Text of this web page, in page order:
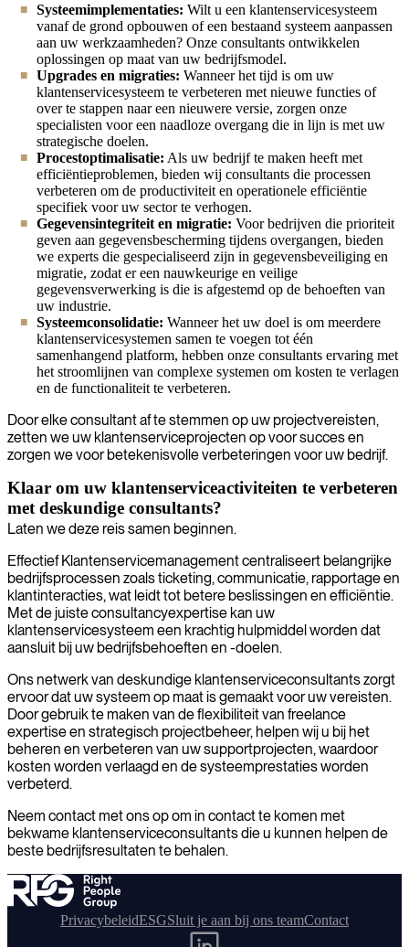
Systeemimplementaties: Wilt u een klantenservicesysteem
vanaf de grond opbouwen of een bestaand systeem aanpassen
aan uw werkzaamheden? Onze consultants ontwikkelen
oplossingen op maat van uw bedrijfsmodel.
Upgrades en migraties: Wanneer het tijd is om uw
klantenservicesysteem te verbeteren met nieuwe functies of
over te stappen naar een nieuwere versie, zorgen onze
specialisten voor een naadloze overgang die in lijn is met uw
strategische doelen.
Procestoptimalisatie: Als uw bedrijf te maken heeft met
efficiëntieproblemen, bieden wij consultants die processen
verbeteren om de productiviteit en operationele efficiëntie
specifiek voor uw sector te verhogen.
Gegevensintegriteit en migratie: Voor bedrijven die prioriteit
geven aan gegevensbescherming tijdens overgangen, bieden
we experts die gespecialiseerd zijn in gegevensbeveiliging en
migratie, zodat er een nauwkeurige en veilige
gegevensverwerking is die is afgestemd op de behoeften van
uw industrie.
Systeemconsolidatie: Wanneer het uw doel is om meerdere
klantenservicesystemen samen te voegen tot één
samenhangend platform, hebben onze consultants ervaring met
het stroomlijnen van complexe systemen om kosten te verlagen
en de functionaliteit te verbeteren.
Door elke consultant af te stemmen op uw projectvereisten,
zetten we uw klantenserviceprojecten op voor succes en
zorgen we voor betekenisvolle verbeteringen voor uw bedrijf.
Klaar om uw klantenserviceactiviteiten te verbeteren
met deskundige consultants?
Laten we deze reis samen beginnen.
Effectief Klantenservicemanagement centraliseert belangrijke
bedrijfsprocessen zoals ticketing, communicatie, rapportage en
klantinteracties, wat leidt tot betere beslissingen en efficiëntie.
Met de juiste consultancyexpertise kan uw
klantenservicesysteem een krachtig hulpmiddel worden dat
aansluit bij uw bedrijfsbehoeften en -doelen.
Ons netwerk van deskundige klantenserviceconsultants zorgt
ervoor dat uw systeem op maat is gemaakt voor uw vereisten.
Door gebruik te maken van de flexibiliteit van freelance
expertise en strategisch projectbeheer, helpen wij u bij het
beheren en verbeteren van uw supportprojecten, waardoor
kosten worden verlaagd en de systeemprestaties worden
verbeterd.
Neem contact met ons op om in contact te komen met
bekwame klantenserviceconsultants die u kunnen helpen de
beste bedrijfsresultaten te behalen.
PrivacybeleidESGSluit je aan bij ons teamContact